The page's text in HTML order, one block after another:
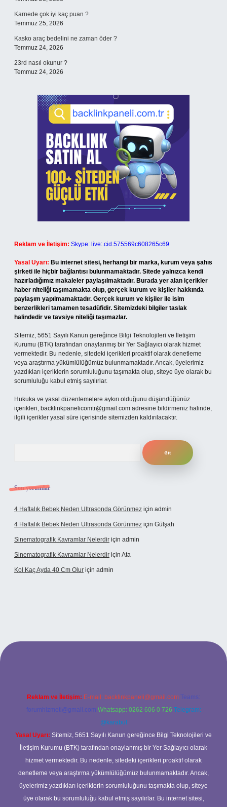
Karnede çok iyi kaç puan ?
Temmuz 25, 2026
Kasko araç bedelini ne zaman öder ?
Temmuz 24, 2026
23rd nasıl okunur ?
Temmuz 24, 2026
Reklam ve İletişim: Skype: live:.cid.575569c608265c69
Yasal Uyarı: Bu internet sitesi, herhangi bir marka, kurum veya şahıs
şirketi ile hiçbir bağlantısı bulunmamaktadır. Sitede yalnızca kendi
hazırladığımız makaleler paylaşılmaktadır. Burada yer alan içerikler
haber niteliği taşımamakta olup, gerçek kurum ve kişiler hakkında
paylaşım yapılmamaktadır. Gerçek kurum ve kişiler ile isim
benzerlikleri tamamen tesadüfidir. Sitemizdeki bilgiler taslak
halindedir ve tavsiye niteliği taşımazlar.
Sitemiz, 5651 Sayılı Kanun gereğince Bilgi Teknolojileri ve İletişim
Kurumu (BTK) tarafından onaylanmış bir Yer Sağlayıcı olarak hizmet
vermektedir. Bu nedenle, sitedeki içerikleri proaktif olarak denetleme
veya araştırma yükümlülüğümüz bulunmamaktadır. Ancak, üyelerimiz
yazdıkları içeriklerin sorumluluğunu taşımakta olup, siteye üye olarak bu
sorumluluğu kabul etmiş sayılırlar.
Hukuka ve yasal düzenlemelere aykırı olduğunu düşündüğünüz
içerikleri, backlinkpanelicomtr@gmail.com adresine bildirmeniz halinde,
ilgili içerikler yasal süre içerisinde sitemizden kaldırılacaktır.
Son yorumlar
4 Haftalık Bebek Neden Ultrasonda Görünmez için admin
4 Haftalık Bebek Neden Ultrasonda Görünmez için Gülşah
Sinematografik Kavramlar Nelerdir için admin
Sinematografik Kavramlar Nelerdir için Ata
Kol Kaç Ayda 40 Cm Olur için admin
betci.co
Reklam ve İletişim: E-mail: backlinkpaneli@gmail.com Teams:
forumhizmeti@gmail.com Whatsapp: 0262 606 0 726 Telegram:
@karabul
Yasal Uyarı: Sitemiz, 5651 Sayılı Kanun gereğince Bilgi Teknolojileri ve
İletişim Kurumu (BTK) tarafından onaylanmış bir Yer Sağlayıcı olarak
hizmet vermektedir. Bu nedenle, sitedeki içerikleri proaktif olarak
denetleme veya araştırma yükümlülüğümüz bulunmamaktadır. Ancak,
üyelerimiz yazdıkları içeriklerin sorumluluğunu taşımakta olup, siteye
üye olarak bu sorumluluğu kabul etmiş sayılırlar. Bu internet sitesi,